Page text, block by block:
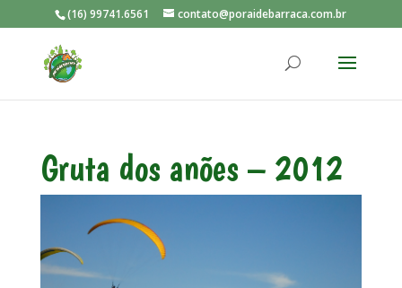
(16) 99741.6561 contato@poraidebarraca.com.br
Gruta dos anões – 2012